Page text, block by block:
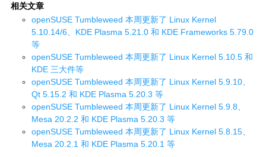
相关文章
openSUSE Tumbleweed 本周更新了 Linux Kernel
5.10.14/6、KDE Plasma 5.21.0 和 KDE Frameworks 5.79.0
等
openSUSE Tumbleweed 本周更新了 Linux Kernel 5.10.5 和
KDE 三大件等
openSUSE Tumbleweed 本周更新了 Linux Kernel 5.9.10、
Qt 5.15.2 和 KDE Plasma 5.20.3 等
openSUSE Tumbleweed 本周更新了 Linux Kernel 5.9.8、
Mesa 20.2.2 和 KDE Plasma 5.20.3 等
openSUSE Tumbleweed 本周更新了 Linux Kernel 5.8.15、
Mesa 20.2.1 和 KDE Plasma 5.20.1 等